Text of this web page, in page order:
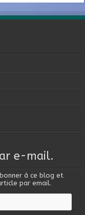
e-mail.
à ce blog et
par email.